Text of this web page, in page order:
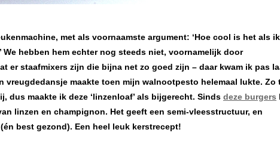
met als voornaamste argument: ‘Hoe cool is het als
We hebben hem echter nog steeds niet, voornamelijk door
er staafmixers zijn die bijna net zo goed zijn – daar kwam ik pas
vreugdedansje maakte toen mijn walnootpesto helemaal lukte. Zo
dus maakte ik deze ‘linzenloaf’ als bijgerecht. Sinds deze burgers
linzen en champignon. Het geeft een semi-vleesstructuur, en
best gezond). Een heel leuk kerstrecept!